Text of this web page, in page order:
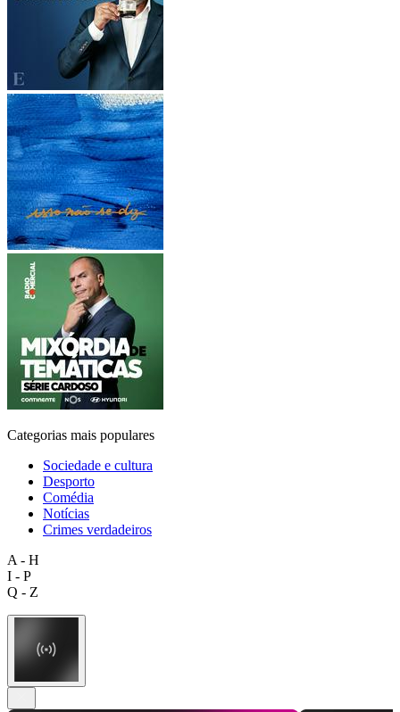
Categorias mais populares
Sociedade e cultura
Desporto
Comédia
Notícias
Crimes verdadeiros
A - H
I - P
Q - Z